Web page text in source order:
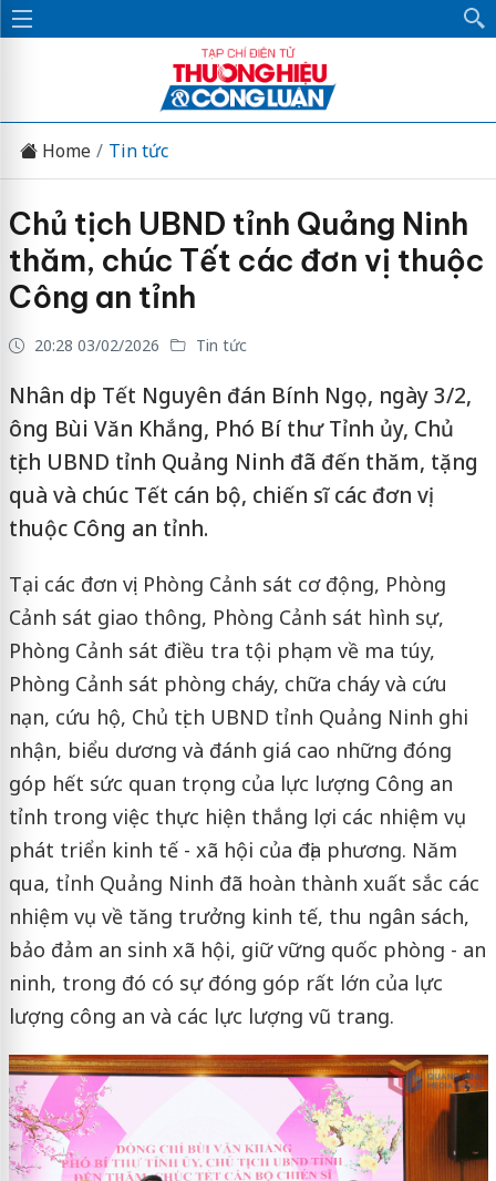
Home Tin tức
Chủ tịch UBND tỉnh Quảng Ninh
thăm, chúc Tết các đơn vị thuộc
Công an tỉnh
20:28 03/02/2026 Tin tức
Nhân dịp Tết Nguyên đán Bính Ngọ, ngày 3/2,
ông Bùi Văn Khắng, Phó Bí thư Tỉnh ủy, Chủ
tịch UBND tỉnh Quảng Ninh đã đến thăm, tặng
quà và chúc Tết cán bộ, chiến sĩ các đơn vị
thuộc Công an tỉnh.
Tại các đơn vị: Phòng Cảnh sát cơ động, Phòng
Cảnh sát giao thông, Phòng Cảnh sát hình sự,
Phòng Cảnh sát điều tra tội phạm về ma túy,
Phòng Cảnh sát phòng cháy, chữa cháy và cứu
nạn, cứu hộ, Chủ tịch UBND tỉnh Quảng Ninh ghi
nhận, biểu dương và đánh giá cao những đóng
góp hết sức quan trọng của lực lượng Công an
tỉnh trong việc thực hiện thắng lợi các nhiệm vụ
phát triển kinh tế - xã hội của địa phương. Năm
qua, tỉnh Quảng Ninh đã hoàn thành xuất sắc các
nhiệm vụ về tăng trưởng kinh tế, thu ngân sách,
bảo đảm an sinh xã hội, giữ vững quốc phòng - an
ninh, trong đó có sự đóng góp rất lớn của lực
lượng công an và các lực lượng vũ trang.